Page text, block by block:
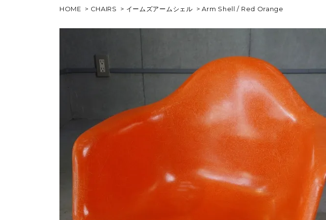
イームズベース
ダイニングチェア
ラウンジチェア
シートパッド&クッション
パーツ&リペア
サイドテーブル
デスク&ビューロ
LIGHTING
シーリングライト
フロアライト
テーブルライト&タスクライト
電球
SOFAS
2人掛けソファ
3人掛けソファ
LIVING DINING
HOME > CHAIRS > イームズアームシェル > Arm Shell / Red Orange